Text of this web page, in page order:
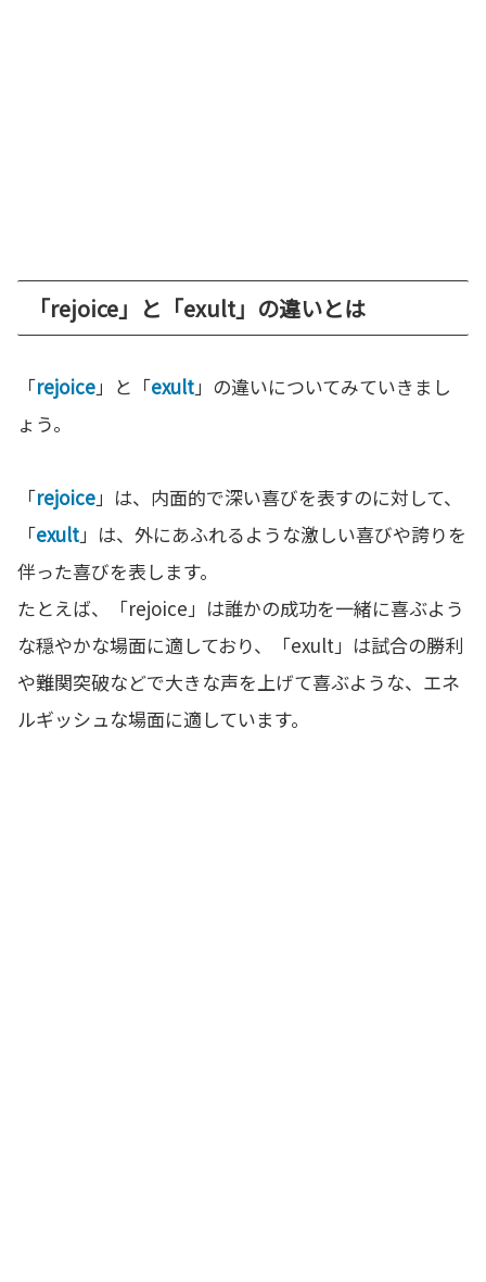
「rejoice」と「exult」の違いとは
「rejoice」と「exult」の違いについてみていきまし
ょう。
「rejoice」は、内面的で深い喜びを表すのに対して、
「exult」は、外にあふれるような激しい喜びや誇りを
伴った喜びを表します。
たとえば、「rejoice」は誰かの成功を一緒に喜ぶよう
な穏やかな場面に適しており、「exult」は試合の勝利
や難関突破などで大きな声を上げて喜ぶような、エネ
ルギッシュな場面に適しています。